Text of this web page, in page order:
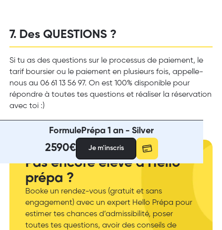
7. Des QUESTIONS ?
Si tu as des questions sur le processus de paiement, le
tarif boursier ou le paiement en plusieurs fois, appelle-
nous au 06 61 13 56 97. On est 100% disponible pour
répondre à toutes tes questions et réaliser la réservation
avec toi :)
FormulePrépa 1 an - Silver
2590€ Je m'inscris
Pas encore élève à Hello
prépa ?
Booke un rendez-vous (gratuit et sans
engagement) avec un expert Hello Prépa pour
estimer tes chances d’admissibilité, poser
toutes tes questions, avoir des conseils de